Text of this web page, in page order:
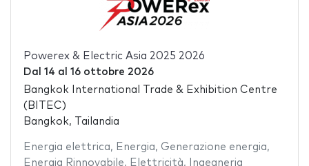
Powerex & Electric Asia 2025 2026
Dal 14 al 16 ottobre 2026
Bangkok International Trade & Exhibition Centre
(BITEC)
Bangkok, Tailandia
Energia elettrica, Energia, Generazione energia,
Energia Rinnovabile, Elettricità,
Ingegneria